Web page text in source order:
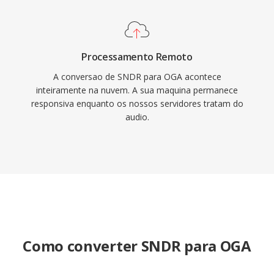
Processamento Remoto
A conversao de SNDR para OGA acontece
inteiramente na nuvem. A sua maquina permanece
responsiva enquanto os nossos servidores tratam do
audio.
Como converter SNDR para OGA